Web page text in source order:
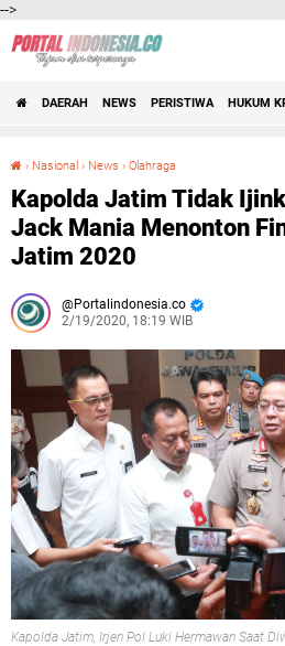
-->
DAERAH NEWS PERISTIWA HUKUM
› Nasional › News › Olahraga
Kapolda Jatim Tidak
Jack Mania Menonton
Jatim 2020
Portalindonesia.co
2/19/2020, 18:19 WIB
Kapolda Jatim, Irjen Pol Luki Hermawan Saat